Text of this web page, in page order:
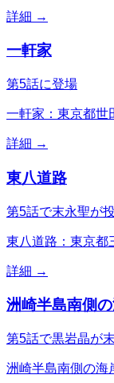
詳細 →
一軒家
第5話に登場
一軒家：東京都世
詳細 →
東八道路
第5話で末永聖が
東八道路：東京都
詳細 →
洲崎半島南側
第5話で黒岩晶が
洲崎半島南側の海